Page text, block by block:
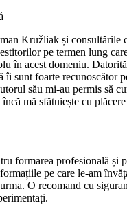
Kružliak și consultările
pe termen lung
în acest domeniu.
îi sunt foarte recunoscător
său mi-au permis să
mă sfătuiește cu
formarea profesională și
pe care le-am
O recomand cu